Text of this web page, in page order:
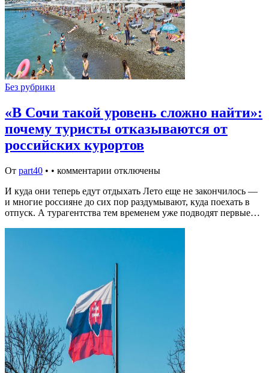
Без рубрики
«В Сочи такой уровень сложно найти»:
почему туристы отказываются от
российских курортов
От part40 • • комментарии отключены
И куда они теперь едут отдыхать Лето еще не закончилось —
и многие россияне до сих пор раздумывают, куда поехать в
отпуск. А турагентства тем временем уже подводят первые…